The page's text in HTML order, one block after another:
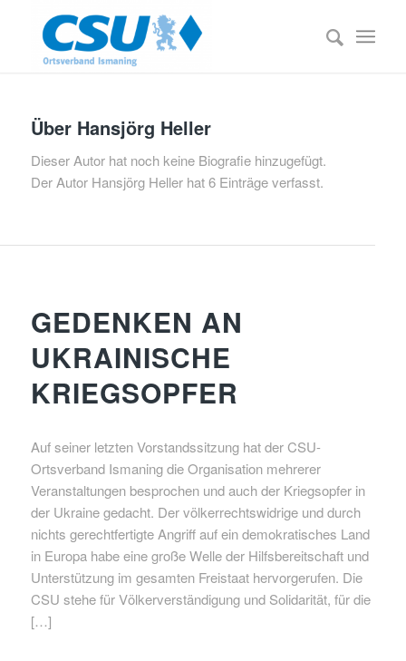
Über Hansjörg Heller
Dieser Autor hat noch keine Biografie hinzugefügt.
Der Autor Hansjörg Hellerhat 6 Einträge verfasst.
GEDENKEN AN
UKRAINISCHE
KRIEGSOPFER
Auf seiner letzten Vorstandssitzung hat der CSU-
Ortsverband Ismaning die Organisation mehrerer
Veranstaltungen besprochen und auch der Kriegsopfer in
der Ukraine gedacht. Der völkerrechtswidrige und durch
nichts gerechtfertigte Angriff auf ein demokratisches Land
in Europa habe eine große Welle der Hilfsbereitschaft und
Unterstützung im gesamten Freistaat hervorgerufen. Die
CSU stehe für Völkerverständigung und Solidarität, für die
[…]